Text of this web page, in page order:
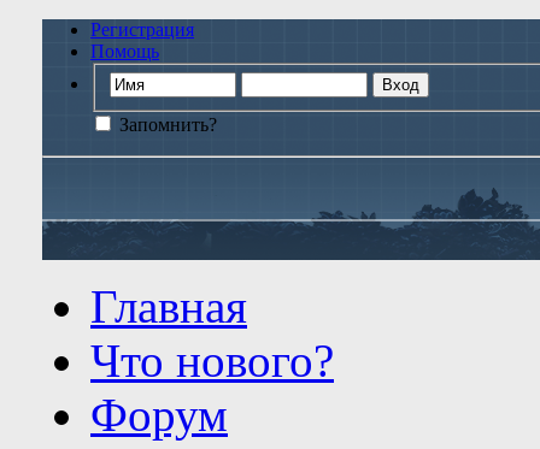
Регистрация
Помощь
Запомнить?
Главная
Что нового?
Форум